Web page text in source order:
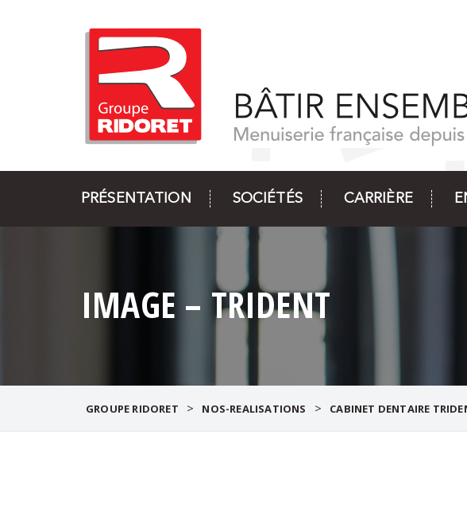
PRÉSENTATION SOCIÉTÉS CARRIÈRE
IMAGE – TRIDENT
GROUPE RIDORET > NOS-REALISATIONS > CABINET DENTAIRE